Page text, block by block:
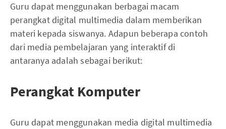
Guru dapat menggunakan berbagai macam
perangkat digital multimedia dalam memberikan
materi kepada siswanya. Adapun beberapa contoh
dari media pembelajaran yang interaktif di
antaranya adalah sebagai berikut:
Perangkat Komputer
Guru dapat menggunakan media digital multimedia